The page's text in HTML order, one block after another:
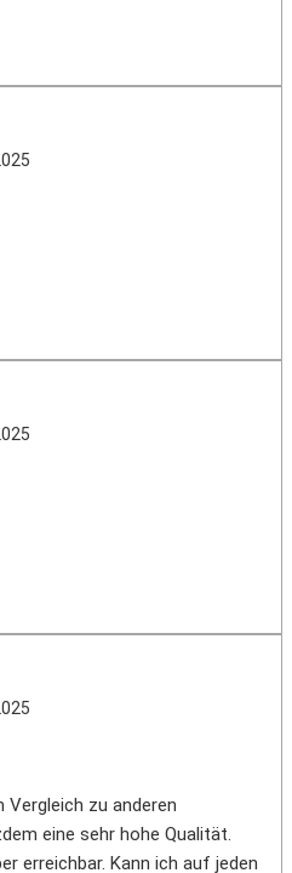
Vergleich zu anderen
eine sehr hohe Qualität.
erreichbar. Kann ich auf jeden